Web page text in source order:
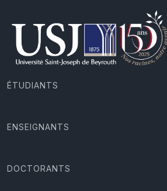
ÉTUDIANTS
ENSEIGNANTS
DOCTORANTS